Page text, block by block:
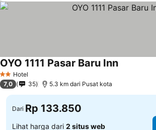
2 Bintang
Hotel
OYO 1111 Pasar Baru InnLihat harga
7,0 35 5.3 km dari Pusat kota
Dari Rp 133.850
Lihat harga dari 2 situs web